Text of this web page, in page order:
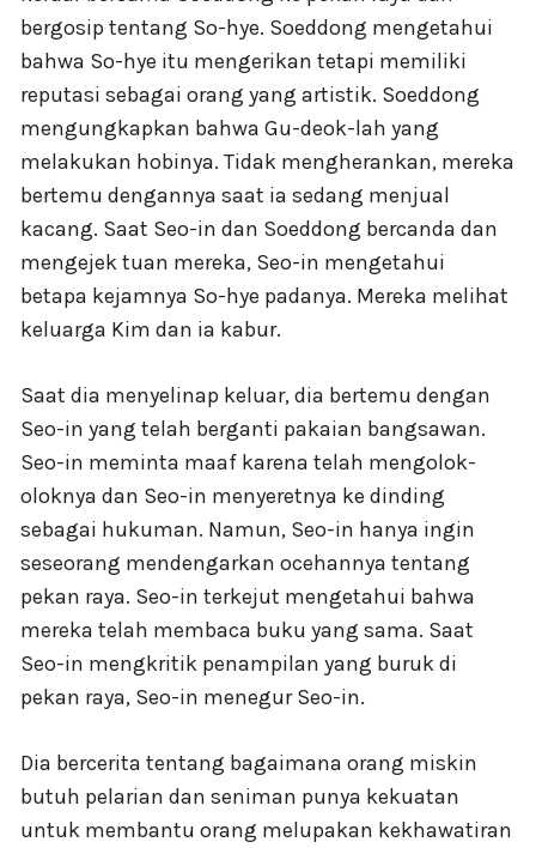
bergosip tentang So-hye. Soeddong mengetahui
bahwa So-hye itu mengerikan tetapi memiliki
reputasi sebagai orang yang artistik. Soeddong
mengungkapkan bahwa Gu-deok-lah yang
melakukan hobinya. Tidak mengherankan, mereka
bertemu dengannya saat ia sedang menjual
kacang. Saat Seo-in dan Soeddong bercanda dan
mengejek tuan mereka, Seo-in mengetahui
betapa kejamnya So-hye padanya. Mereka melihat
keluarga Kim dan ia kabur.
Saat dia menyelinap keluar, dia bertemu dengan
Seo-in yang telah berganti pakaian bangsawan.
Seo-in meminta maaf karena telah mengolok-
oloknya dan Seo-in menyeretnya ke dinding
sebagai hukuman. Namun, Seo-in hanya ingin
seseorang mendengarkan ocehannya tentang
pekan raya. Seo-in terkejut mengetahui bahwa
mereka telah membaca buku yang sama. Saat
Seo-in mengkritik penampilan yang buruk di
pekan raya, Seo-in menegur Seo-in.
Dia bercerita tentang bagaimana orang miskin
butuh pelarian dan seniman punya kekuatan
untuk membantu orang melupakan kekhawatiran